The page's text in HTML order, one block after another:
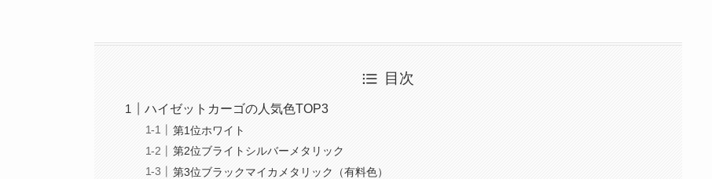
目次
ハイゼットカーゴの人気色TOP3
第1位ホワイト
第2位ブライトシルバーメタリック
第3位ブラックマイカメタリック（有料色）